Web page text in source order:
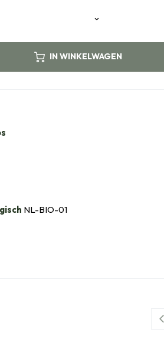
IN WINKELWAGEN
NL-BIO-01